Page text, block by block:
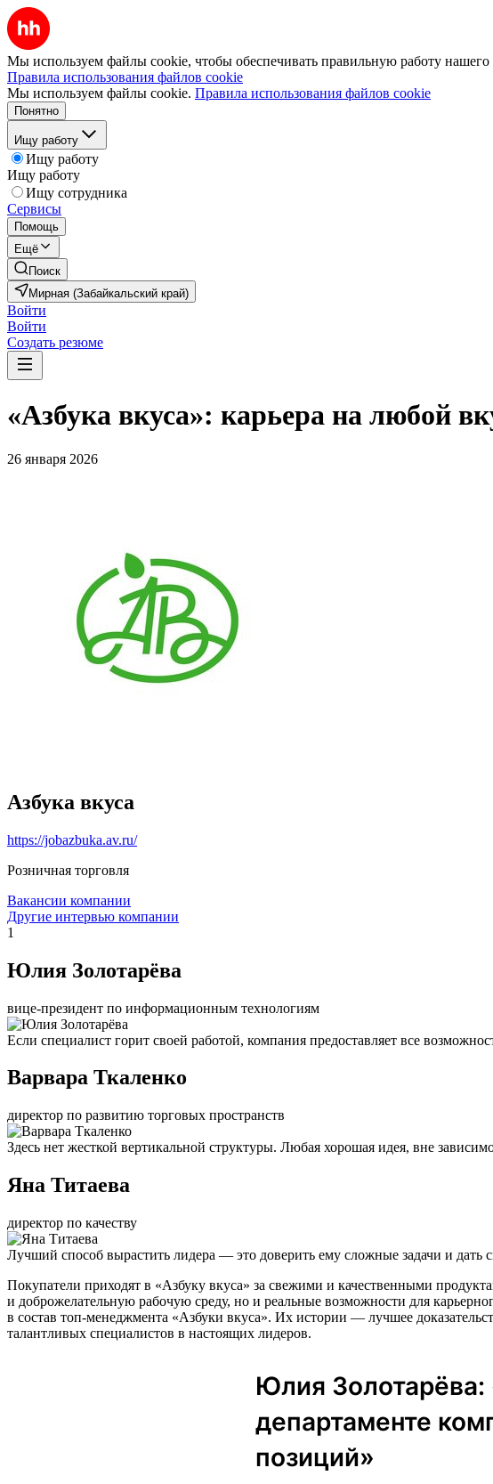
Мы используем файлы cookie, чтобы обеспечивать правильную работу нашего
Правила использования файлов cookie
Мы используем файлы cookie. Правила использования файлов cookie
Понятно
Ищу работу
Ищу работу
Ищу работу
Ищу сотрудника
Сервисы
Помощь
Ещё
Поиск
Мирная (Забайкальский край)
Войти
Войти
Создать резюме
«Азбука вкуса»: карьера на любой
26 января 2026
Азбука вкуса
https://jobazbuka.av.ru/
Розничная торговля
Вакансии компании
Другие интервью компании
1
Юлия Золотарёва
вице-президент по информационным технологиям
Если специалист горит своей работой, компания предоставляет все
Варвара Ткаленко
директор по развитию торговых пространств
Здесь нет жесткой вертикальной структуры. Любая хорошая идея, вне
Яна Титаева
директор по качеству
Лучший способ вырастить лидера — это доверить ему сложные задачи и
Покупатели приходят в «Азбуку вкуса» за свежими и качественными
и доброжелательную рабочую среду, но и реальные возможности для
в состав топ-менеджмента «Азбуки вкуса». Их истории — лучшее
талантливых специалистов в настоящих лидеров.
Юлия Золотарёва:
департаменте
позиций»